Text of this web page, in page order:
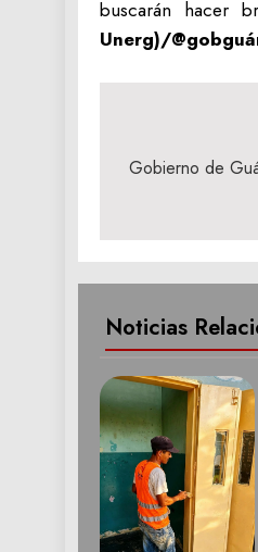
buscarán hacer
Unerg)/
de
Gobierno de
Noticias